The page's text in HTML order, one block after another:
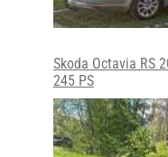
Skoda Octavia RS
245 PS